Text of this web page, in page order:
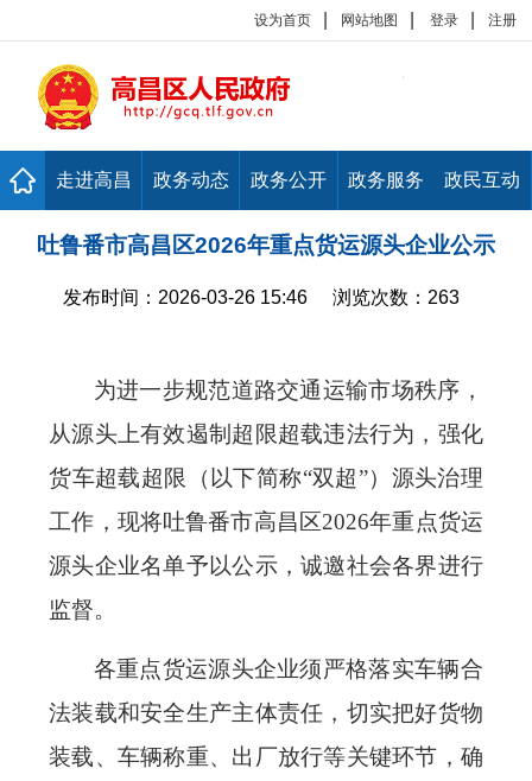
设为首页 网站地图 登录 注册
走进高昌 政务动态 政务公开 政务服务 政民互动
吐鲁番市高昌区2026年重点货运源头企业公示
发布时间： 2026-03-26 15:46 浏览次数： 263
为进一步规范道路交通运输市场秩序，
从源头上有效遏制超限超载违法行为，强化
货车超载超限（以下简称“双超”）源头治理
工作，现将吐鲁番市高昌区2026年重点货运
源头企业名单予以公示，诚邀社会各界进行
监督。
各重点货运源头企业须严格落实车辆合
法装载和安全生产主体责任，切实把好货物
装载、车辆称重、出厂放行等关键环节，确